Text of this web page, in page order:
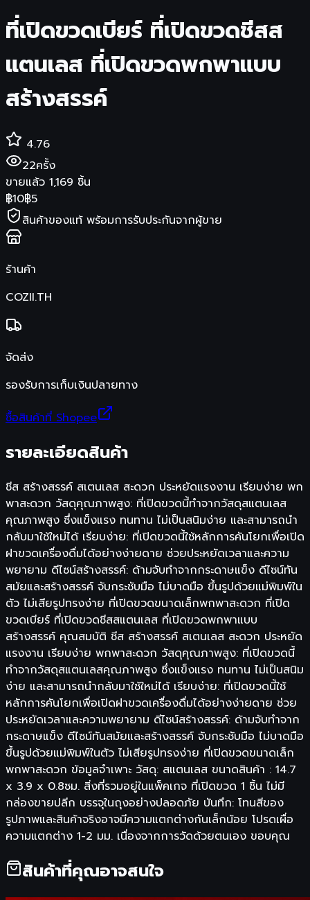
ที่เปิดขวดเบียร์ ที่เปิดขวดชีสส
แตนเลส ที่เปิดขวดพกพาแบบ
สร้างสรรค์
4.76
22ครั้ง
ขายแล้ว 1,169 ชิ้น
฿10฿5
สินค้าของแท้ พร้อมการรับประกันจากผู้ขาย
ร้านค้า
COZII.TH
จัดส่ง
รองรับการเก็บเงินปลายทาง
ซื้อสินค้าที่ Shopee
รายละเอียดสินค้า
ชีส สร้างสรรค์ สเตนเลส สะดวก ประหยัดแรงงาน เรียบง่าย พก
พาสะดวก วัสดุคุณภาพสูง: ที่เปิดขวดนี้ทำจากวัสดุสแตนเลส
คุณภาพสูง ซึ่งแข็งแรง ทนทาน ไม่เป็นสนิมง่าย และสามารถนำ
กลับมาใช้ใหม่ได้ เรียบง่าย: ที่เปิดขวดนี้ใช้หลักการคันโยกเพื่อเปิด
ฝาขวดเครื่องดื่มได้อย่างง่ายดาย ช่วยประหยัดเวลาและความ
พยายาม ดีไซน์สร้างสรรค์: ด้ามจับทำจากกระดาษแข็ง ดีไซน์ทัน
สมัยและสร้างสรรค์ จับกระชับมือ ไม่บาดมือ ขึ้นรูปด้วยแม่พิมพ์ใน
ตัว ไม่เสียรูปทรงง่าย ที่เปิดขวดขนาดเล็กพกพาสะดวก ที่เปิด
ขวดเบียร์ ที่เปิดขวดชีสสแตนเลส ที่เปิดขวดพกพาแบบ
สร้างสรรค์ คุณสมบัติ ชีส สร้างสรรค์ สเตนเลส สะดวก ประหยัด
แรงงาน เรียบง่าย พกพาสะดวก วัสดุคุณภาพสูง: ที่เปิดขวดนี้
ทำจากวัสดุสแตนเลสคุณภาพสูง ซึ่งแข็งแรง ทนทาน ไม่เป็นสนิม
ง่าย และสามารถนำกลับมาใช้ใหม่ได้ เรียบง่าย: ที่เปิดขวดนี้ใช้
หลักการคันโยกเพื่อเปิดฝาขวดเครื่องดื่มได้อย่างง่ายดาย ช่วย
ประหยัดเวลาและความพยายาม ดีไซน์สร้างสรรค์: ด้ามจับทำจาก
กระดาษแข็ง ดีไซน์ทันสมัยและสร้างสรรค์ จับกระชับมือ ไม่บาดมือ
ขึ้นรูปด้วยแม่พิมพ์ในตัว ไม่เสียรูปทรงง่าย ที่เปิดขวดขนาดเล็ก
พกพาสะดวก ข้อมูลจำเพาะ วัสดุ: สแตนเลส ขนาดสินค้า : 14.7
x 3.9 x 0.8ซม. สิ่งที่รวมอยู่ในแพ็คเกจ ที่เปิดขวด 1 ชิ้น ไม่มี
กล่องขายปลีก บรรจุในถุงอย่างปลอดภัย บันทึก: โทนสีของ
รูปภาพและสินค้าจริงอาจมีความแตกต่างกันเล็กน้อย โปรดเผื่อ
ความแตกต่าง 1-2 มม. เนื่องจากการวัดด้วยตนเอง ขอบคุณ
สินค้าที่คุณอาจสนใจ